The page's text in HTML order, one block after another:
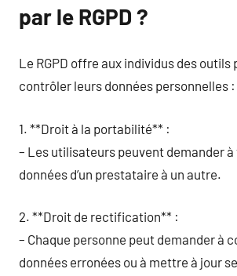
par le RGPD ?
Le RGPD offre aux individus des outils
contrôler leurs données personnelles :
1. **Droit à la portabilité** :
– Les utilisateurs peuvent demander
données d’un prestataire à un autre.
2. **Droit de rectification** :
– Chaque personne peut demander à
données erronées ou à mettre à jour